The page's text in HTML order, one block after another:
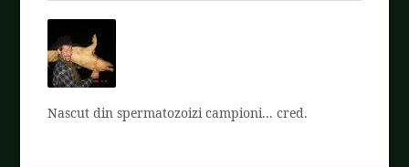
Nascut din spermatozoizi campioni... cred.